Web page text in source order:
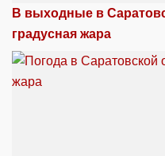
В выходные в
градусная жара